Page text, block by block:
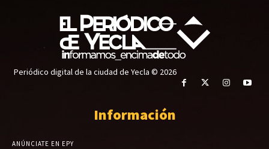
Periódico digital de la ciudad de Yecla © 2026
Información
ANÚNCIATE EN EPY